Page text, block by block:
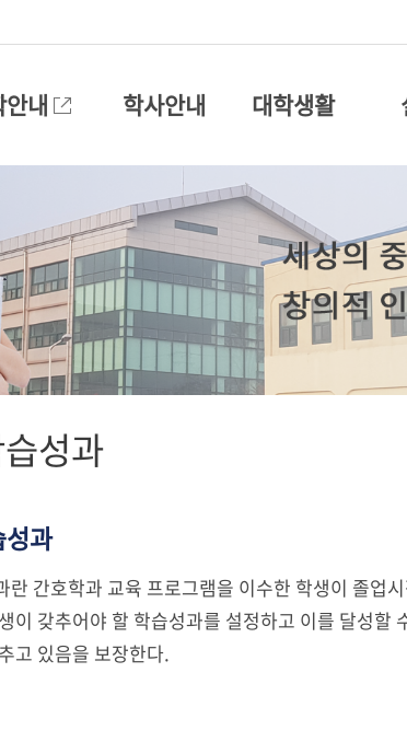
내 학사안내 대학생활
성과
과
란 간호학과 교육 프로그램을 이수한 학생이 졸업
이 갖추어야 할 학습성과를 설정하고 이를 달성
고 있음을 보장한다.